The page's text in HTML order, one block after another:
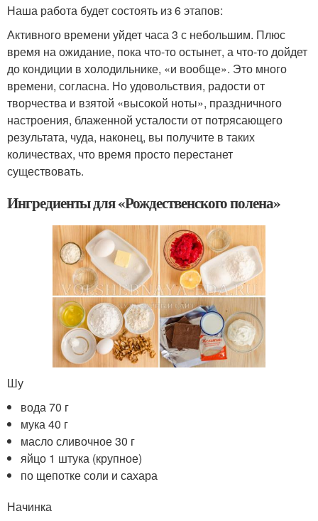
Наша работа будет состоять из 6 этапов:
Активного времени уйдет часа 3 с небольшим. Плюс
время на ожидание, пока что-то остынет, а что-то дойдет
до кондиции в холодильнике, «и вообще». Это много
времени, согласна. Но удовольствия, радости от
творчества и взятой «высокой ноты», праздничного
настроения, блаженной усталости от потрясающего
результата, чуда, наконец, вы получите в таких
количествах, что время просто перестанет
существовать.
Ингредиенты для «Рождественского полена»
Шу
вода 70 г
мука 40 г
масло сливочное 30 г
яйцо 1 штука (крупное)
по щепотке соли и сахара
Начинка